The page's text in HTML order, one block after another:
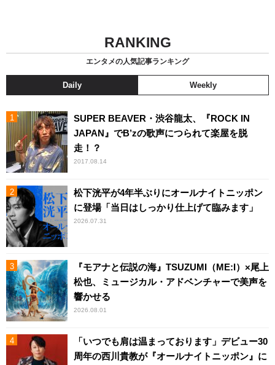
RANKING
エンタメの人気記事ランキング
Daily Weekly
SUPER BEAVER・渋谷龍太、『ROCK IN
JAPAN』でB’zの歌声につられて楽屋を脱
走！？
2017.08.14
松下洸平が4年半ぶりにオールナイトニッポン
に登場「当日はしっかり仕上げて臨みます」
2026.07.31
『モアナと伝説の海』TSUZUMI（ME:I）×尾上
松也、ミュージカル・アドベンチャーで美声を
響かせる
2026.08.01
「いつでも肩は温まっております」デビュー30
周年の西川貴教が『オールナイトニッポン』に